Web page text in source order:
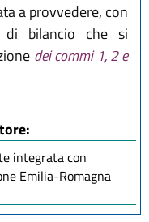
a provvedere, con
di bilancio che si
dei commi 1, 2 e
integrata con
Emilia-Romagna